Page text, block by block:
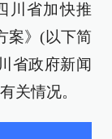
川省加快推
案》(以下简
省政府新闻
关情况。